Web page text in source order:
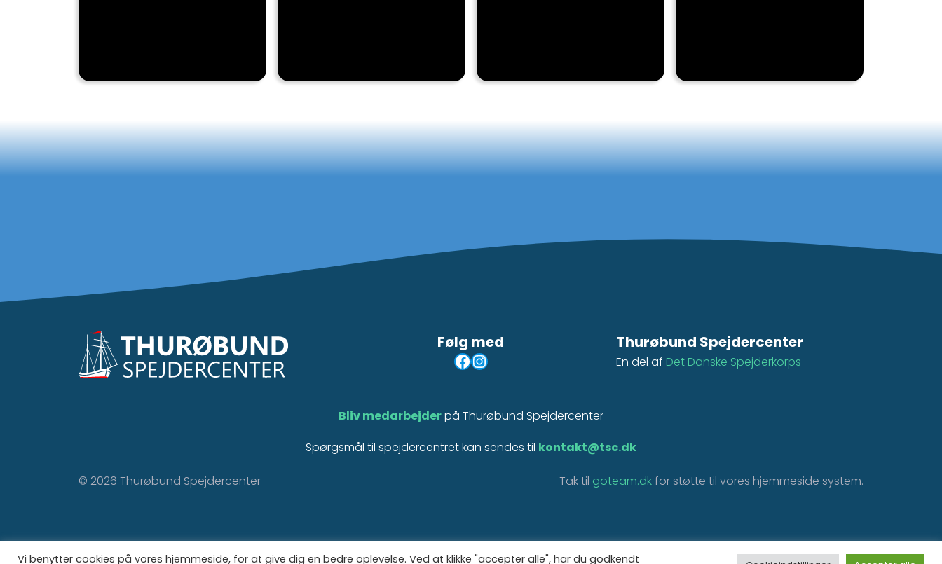
Følg med
Facebook
Instagram
Thurøbund Spejdercenter
En del af Det Danske Spejderkorps
Bliv medarbejderpå Thurøbund Spejdercenter
Spørgsmål til spejdercentret kan sendes til kontakt@tsc.dk
© 2026 Thurøbund Spejdercenter Tak til goteam.dkfor støtte til vores hjemmeside system.
Vi benytter cookies på vores hjemmeside, for at give dig en bedre oplevelse. Ved at klikke "accepter alle", har du godkendt